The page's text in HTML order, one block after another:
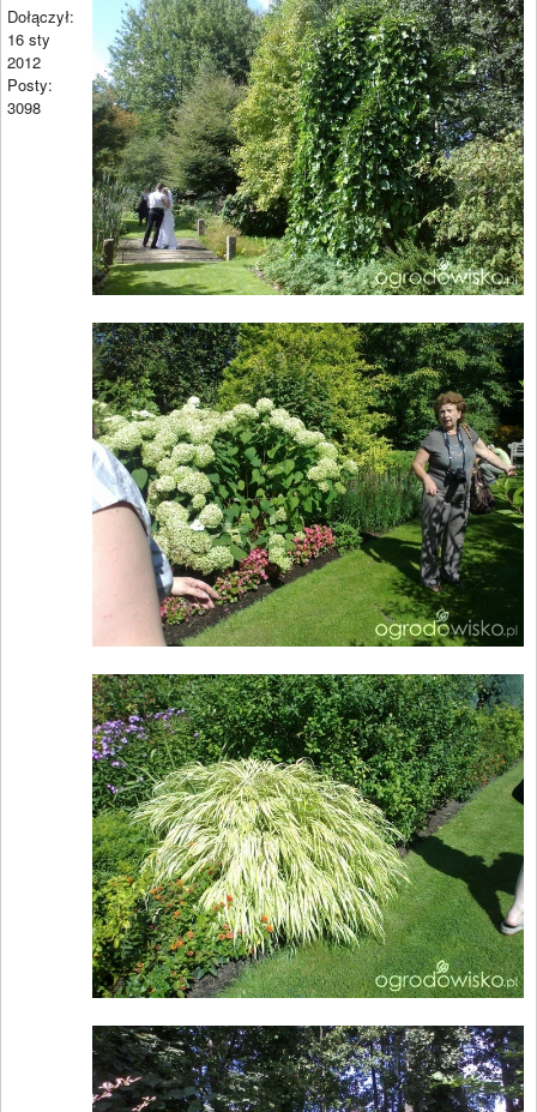
Dołączył:
16 sty
2012
Posty:
3098